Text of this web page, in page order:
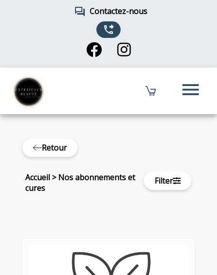
forum Contactez-nous
phone_forwarded
menu
Retour
Accueil >Nos abonnements et
cures
Filter